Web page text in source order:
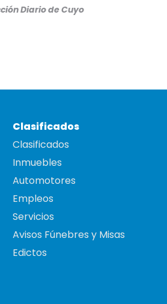
Diario de Cuyo
Clasificados
Clasificados
Inmuebles
Automotores
Empleos
Servicios
Avisos Fúnebres y Misas
Edictos